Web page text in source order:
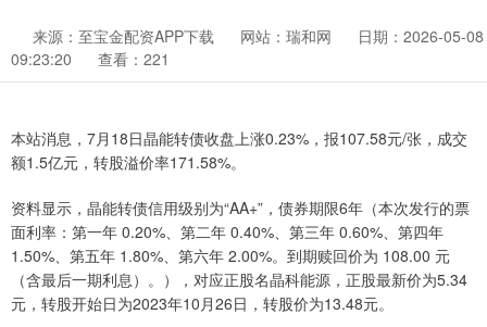
来源：至宝金配资APP下载 网站：瑞和网
日期：2026-05-08
09:23:20
查看：221
本站消息，7月18日晶能转债收盘上涨0.23%，报107.58元/张，成交
额1.5亿元，转股溢价率171.58%。
资料显示，晶能转债信用级别为“AA+”，债券期限6年（本次发行的票
面利率：第一年 0.20%、第二年 0.40%、第三年 0.60%、第四年
1.50%、第五年 1.80%、第六年 2.00%。到期赎回价为 108.00 元
（含最后一期利息）。），对应正股名晶科能源，正股最新价为5.34
元，转股开始日为2023年10月26日，转股价为13.48元。